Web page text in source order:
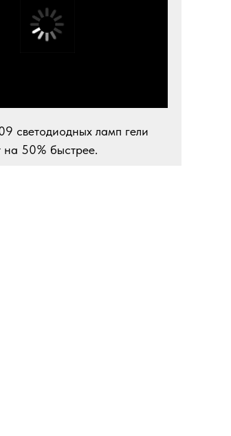
светодиодных ламп гели
на 50% быстрее.